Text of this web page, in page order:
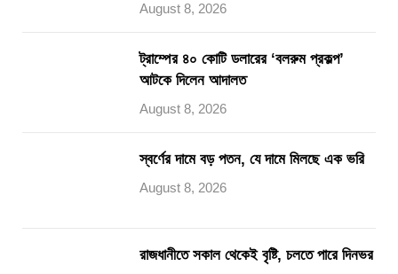
August 8, 2026
ট্রাম্পের ৪০ কোটি ডলারের ‘বলরুম প্রকল্প’
আটকে দিলেন আদালত
August 8, 2026
স্বর্ণের দামে বড় পতন, যে দামে মিলছে এক ভরি
August 8, 2026
রাজধানীতে সকাল থেকেই বৃষ্টি, চলতে পারে দিনভর